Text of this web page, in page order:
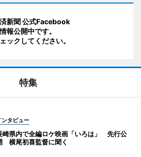
新聞 公式Facebook
報公開中です。
ックしてください。
特集
ンタビュー
崎県内で全編ロケ映画「いろは」 先行公
横尾初喜監督に聞く